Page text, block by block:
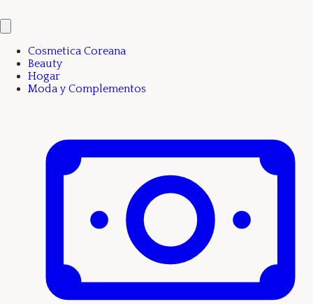
Cosmetica Coreana
Beauty
Hogar
Moda y Complementos